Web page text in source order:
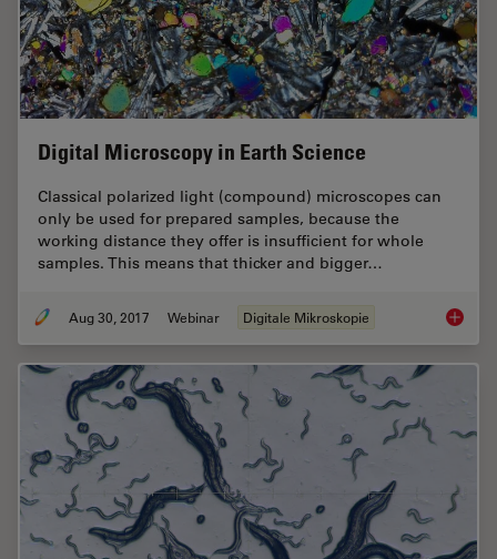
Digital Microscopy in Earth Science
Classical polarized light (compound) microscopes can
only be used for prepared samples, because the
working distance they offer is insufficient for whole
samples. This means that thicker and bigger…
Aug 30, 2017 Webinar Digitale Mikroskopie Digital